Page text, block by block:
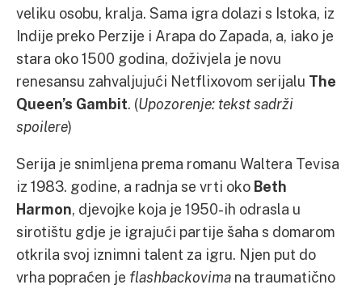
veliku osobu, kralja. Sama igra dolazi s Istoka, iz
Indije preko Perzije i Arapa do Zapada, a, iako je
stara oko 1500 godina, doživjela je novu
renesansu zahvaljujući Netflixovom serijalu The
Queen’s Gambit. (Upozorenje: tekst sadrži
spoilere)
Serija je snimljena prema romanu Waltera Tevisa
iz 1983. godine, a radnja se vrti oko Beth
Harmon, djevojke koja je 1950-ih odrasla u
sirotištu gdje je igrajući partije šaha s domarom
otkrila svoj iznimni talent za igru. Njen put do
vrha popraćen je flashbackovima na traumatično